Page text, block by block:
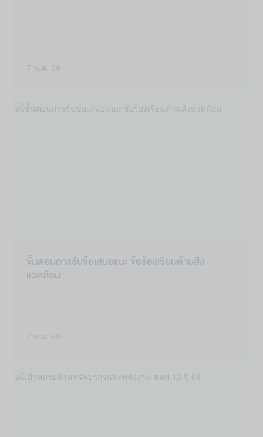
ขั้นตอนการรับข้อเสนอแนะ ข้อร้องเรียนด้านสิ่ง
แวดล้อม